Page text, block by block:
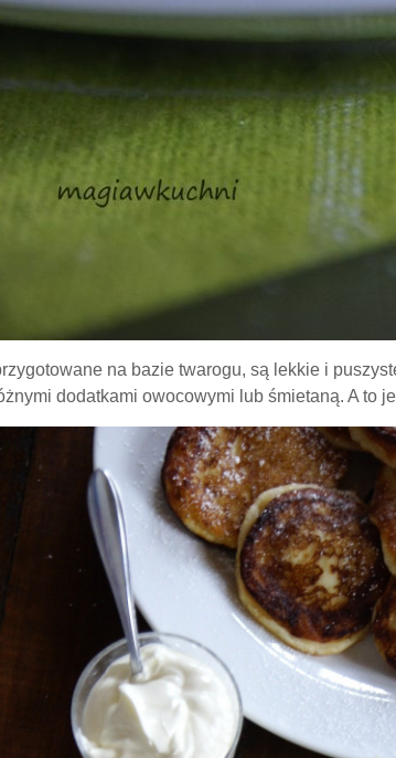
na bazie twarogu, są lekkie i
dodatkami owocowymi lub śmietaną. A to